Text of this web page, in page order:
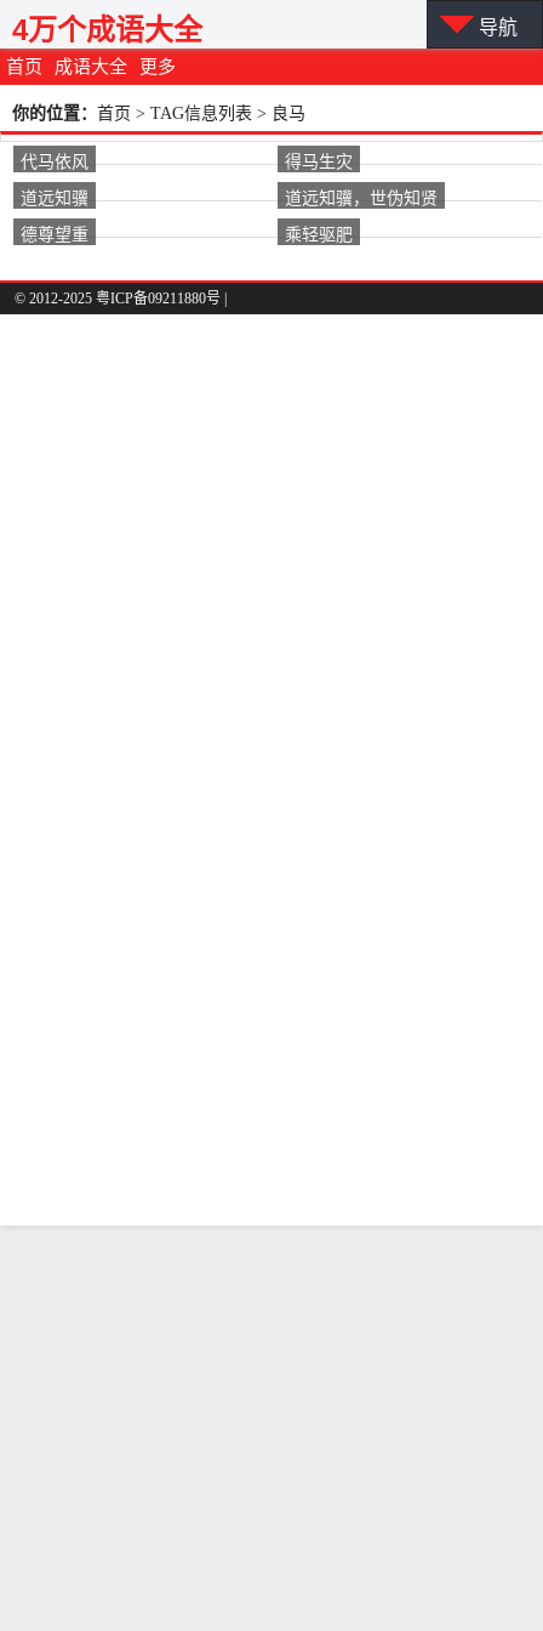
首页 成语大全 更多
4万个成语大全 导航
你的位置： 首页 > TAG信息列表 > 良马
代马依风
得马生灾
道远知骥
道远知骥，世伪知贤
德尊望重
乘轻驱肥
© 2012-2025 粤ICP备09211880号 |